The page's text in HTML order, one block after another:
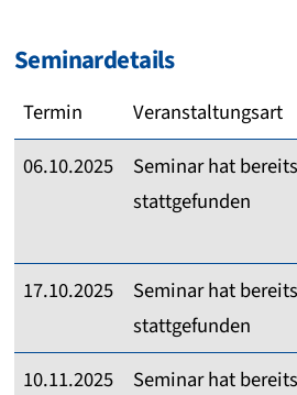
Seminardetails
Termin Veranstaltungsart
06.10.2025
Seminar hat bereits
stattgefunden
17.10.2025
Seminar hat bereits
stattgefunden
10.11.2025
Seminar hat bereits